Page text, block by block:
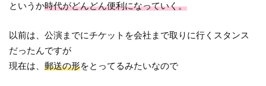
というか時代がどんどん便利になっていく。
以前は、公演までにチケットを会社まで取りに行くスタンス
だったんですが
現在は、郵送の形をとってるみたいなので